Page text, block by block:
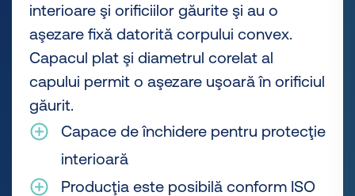
interioare şi orificiilor găurite şi au o
aşezare fixă datorită corpului convex.
Capacul plat şi diametrul corelat al
capului permit o aşezare uşoară în orificiul
găurit.
Capace de închidere pentru protecţie
interioară
Producţia este posibilă conform ISO